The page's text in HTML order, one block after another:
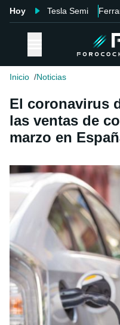
Hoy Tesla Semi
Inicio Noticias
El coronavirus
las ventas de
marzo en